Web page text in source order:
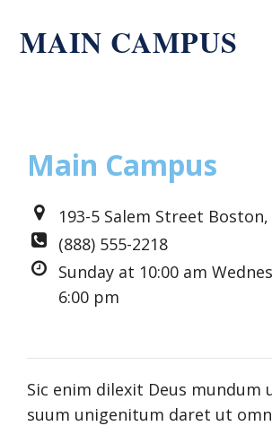
MAIN CAMPUS
Main Campus
193-5 Salem Street Boston,
(888) 555-2218
Sunday at 10:00 am
6:00 pm
Sic enim dilexit Deus mundum
suum unigenitum daret ut